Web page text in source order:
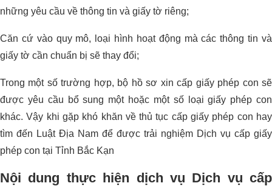
những yêu cầu về thông tin và giấy tờ riêng;
Căn cứ vào quy mô, loại hình hoạt động mà các thông tin và
giấy tờ cần chuẩn bị sẽ thay đổi;
Trong một số trường hợp, bộ hồ sơ xin cấp giấy phép con sẽ
được yêu cầu bổ sung một hoặc một số loại giấy phép con
khác. Vậy khi gặp khó khăn về thủ tục cấp giấy phép con hay
tìm đến Luật Địa Nam để được trải nghiệm Dịch vụ cấp giấy
phép con tại Tỉnh Bắc Kạn
Nội dung thực hiện dịch vụ Dịch vụ cấp